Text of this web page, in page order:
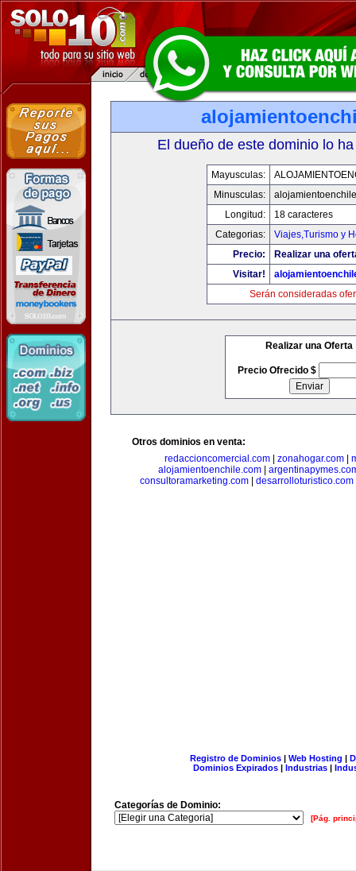
El dueño de este dominio lo
Mayusculas:
Minusculas:
Longitud:
18 caracteres
Categorias:
Viajes,Turismo y
Precio:
Realizar una
Visitar!
Serán consideradas
Realizar una Oferta
Precio Ofrecido $
Otros dominios en venta:
redaccioncomercial.com
zonahogar.com
alojamientoenchile.com
consultoramarketing.com
desarrolloturistico.com
Registro de Dominios| Web Hosting |
Dominios Expirados | Industrias |
Categorías de Dominio:
[Pág.